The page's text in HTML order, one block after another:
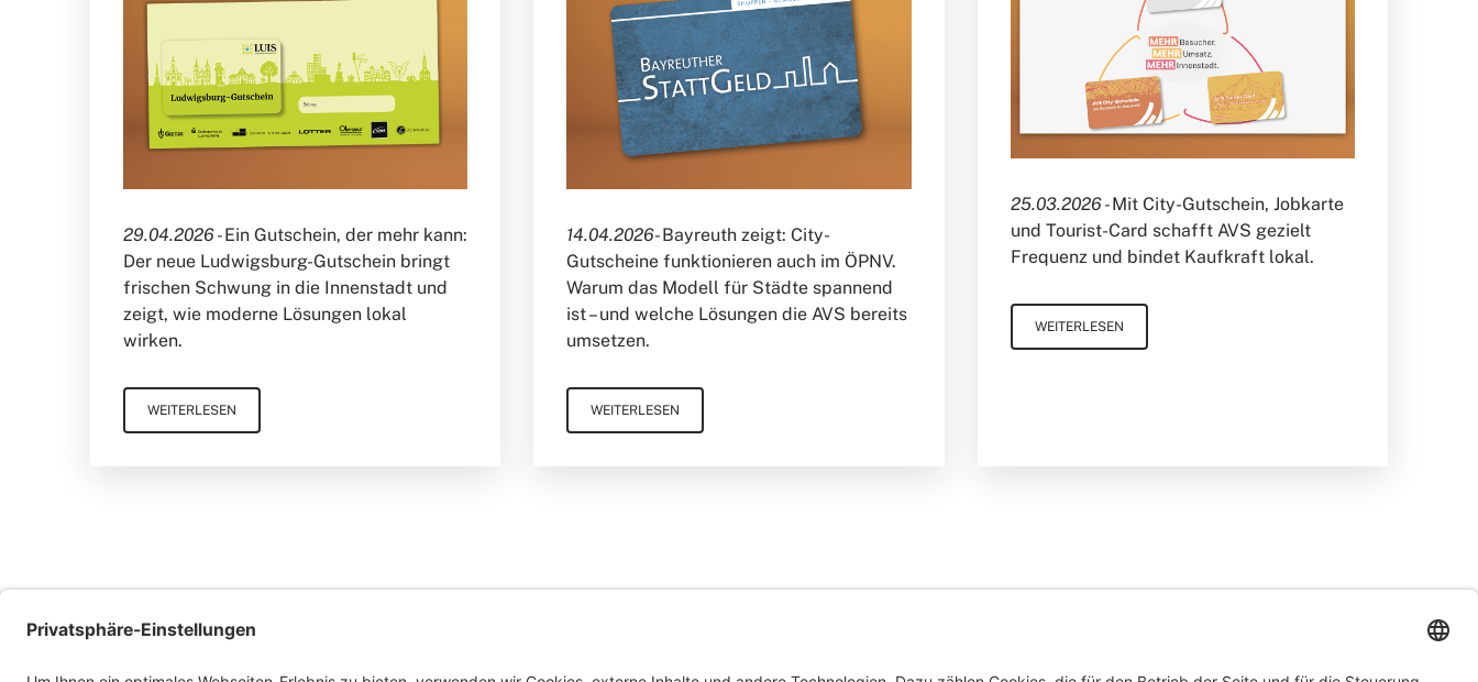
29.04.2026 -Ein Gutschein, der mehr kann:
Der neue Ludwigsburg-Gutschein bringt
frischen Schwung in die Innenstadt und
zeigt, wie moderne Lösungen lokal
wirken.
WEITERLESEN
14.04.2026-Bayreuth zeigt: City-
Gutscheine funktionieren auch im ÖPNV.
Warum das Modell für Städte spannend
ist – und welche Lösungen die AVS bereits
umsetzen.
WEITERLESEN
25.03.2026 -Mit City-Gutschein, Jobkarte
und Tourist-Card schafft AVS gezielt
Frequenz und bindet Kaufkraft lokal.
WEITERLESEN